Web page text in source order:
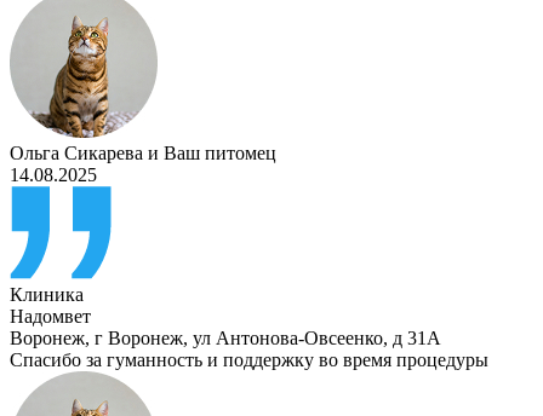
Ольга Сикарева и Ваш питомец
14.08.2025
Клиника
Надомвет
Воронеж, г Воронеж, ул Антонова-Овсеенко, д 31А
Спасибо за гуманность и поддержку во время процедуры